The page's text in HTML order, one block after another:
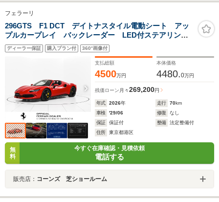
フェラーリ
296GTS F1 DCT デイトナスタイル電動シート アッ
プルカープレイ バックレーダー LED付ステアリン
グ マットブラック塗装鍛造ホイール ワイヤレスチャ
ージャー
ディーラー保証 購入プラン付 360°画像付
支払総額
4500万円
本体価格
4480.0万円
残価ローン 月々269,200円
年式 2026年 走行 70km
車検
'29/06 修復
なし
保証
保証付 整備
法定整備付
住所
東京都港区
無
料
今すぐ在庫確認・見積依頼
電話する
販売店： コーンズ 芝ショールーム